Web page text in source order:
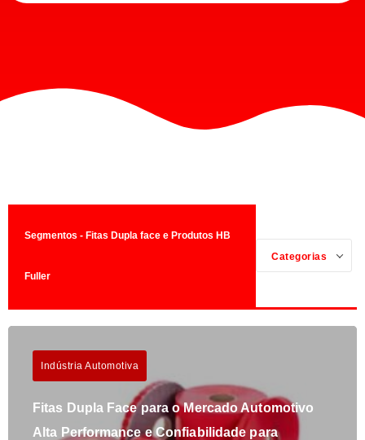
Segmentos - Fitas Dupla face e Produtos HB
Fuller
Categorias
Indústria Automotiva
Fitas Dupla Face para o Mercado Automotivo
Alta Performance e Confiabilidade para